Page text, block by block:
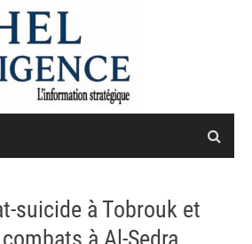
suicide à Tobrouk et
à Al-Sedra